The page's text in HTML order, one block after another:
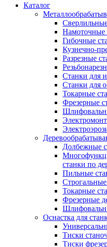
Каталог
Намоточные
Гибочные
Кузнечно-
Разрезные
Станки для
Станки для
Токарные
Фрезерные
Долбежные
станки по
Пильные
Токарные
Фрезерные
Оснастка для
Тиски
Тиски